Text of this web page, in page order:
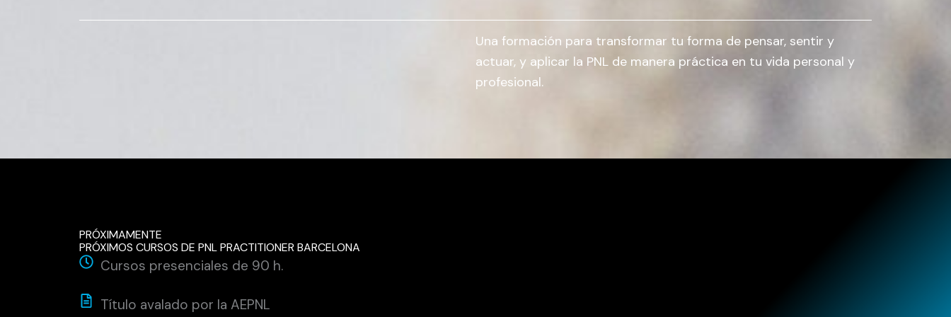
Una formación para transformar tu forma de pensar, sentir y
actuar, y aplicar la PNL de manera práctica en tu vida personal y
profesional.
PRÓXIMAMENTE
PRÓXIMOS CURSOS DE PNL PRACTITIONER BARCELONA
Cursos presenciales de 90 h.
Título avalado por la AEPNL